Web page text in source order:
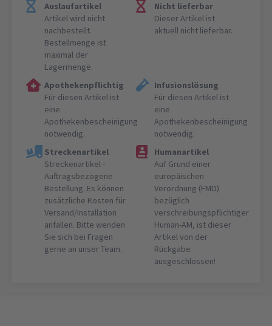
Auslaufartikel
Artikel wird nicht
nachbestellt.
Bestellmenge ist
maximal der
Lagermenge.
Nicht lieferbar
Dieser Artikel ist
aktuell nicht lieferbar.
Apothekenpflichtig
Für diesen Artikel ist
eine
Apothekenbescheinigung
notwendig.
Infusionslösung
Für diesen Artikel ist
eine
Apothekenbescheinigung
notwendig.
Streckenartikel
Streckenartikel -
Auftragsbezogene
Bestellung. Es können
zusätzliche Kosten für
Versand/Installation
anfallen. Bitte wenden
Sie sich bei Fragen
gerne an unser Team.
Humanartikel
Auf Grund einer
europäischen
Verordnung (FMD)
bezüglich
verschreibungspflichtiger
Human-AM, ist dieser
Artikel von der
Rückgabe
ausgeschlossen!